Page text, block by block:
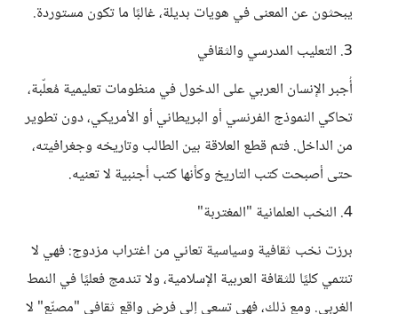
يبحثون عن المعنى في هويات بديلة، غالبًا ما تكون مستوردة.
3. التعليب المدرسي والثقافي
أُجبر الإنسان العربي على الدخول في منظومات تعليمية مُعلّبة،
تحاكي النموذج الفرنسي أو البريطاني أو الأمريكي، دون تطوير
من الداخل. فتم قطع العلاقة بين الطالب وتاريخه وجغرافيته،
حتى أصبحت كتب التاريخ وكأنها كتب أجنبية لا تعنيه.
4. النخب العلمانية "المغتربة"
برزت نخب ثقافية وسياسية تعاني من اغتراب مزدوج: فهي لا
تنتمي كليًا للثقافة العربية الإسلامية، ولا تندمج فعليًا في النمط
الغربي. ومع ذلك، فهي تسعى إلى فرض واقع ثقافي "مصنّع" لا